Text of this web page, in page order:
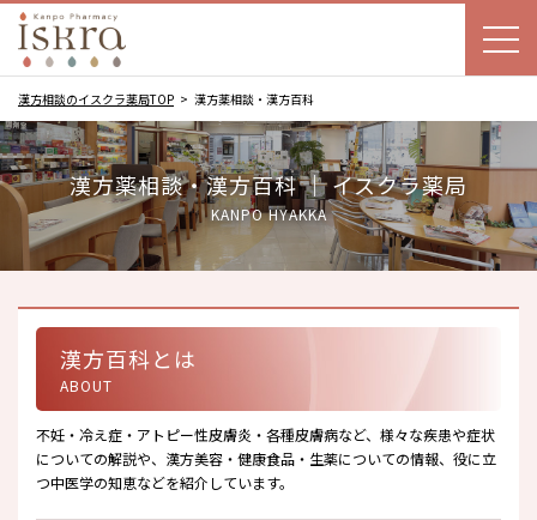
漢方相談のイスクラ薬局TOP 漢方薬相談・漢方百科
漢方薬相談・漢方百科 ｜ イスクラ薬局
KANPO HYAKKA
漢方百科とは
ABOUT
不妊・冷え症・アトピー性皮膚炎・各種皮膚病など、様々な疾患や症状
についての解説や、漢方美容・健康食品・生薬についての情報、役に立
つ中医学の知恵などを紹介しています。